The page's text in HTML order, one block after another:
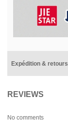
Expédition & retours
REVIEWS
No comments